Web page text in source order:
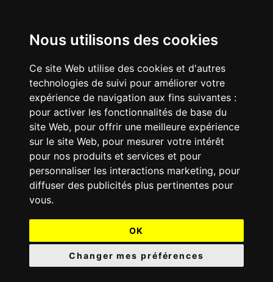
Nous utilisons des cookies
Ce site Web utilise des cookies et d'autres
technologies de suivi pour améliorer votre
expérience de navigation aux fins suivantes :
pour activer les fonctionnalités de base du
site Web, pour offrir une meilleure expérience
sur le site Web, pour mesurer votre intérêt
pour nos produits et services et pour
personnaliser les interactions marketing, pour
diffuser des publicités plus pertinentes pour
vous.
OK
Changer mes préférences